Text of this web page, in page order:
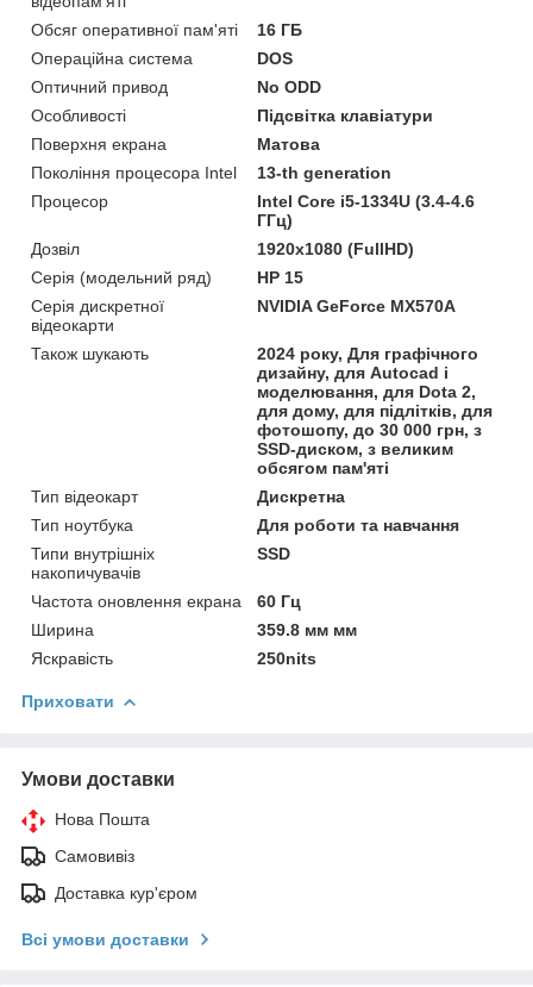
Обсяг оперативної пам'яті
16 ГБ
Операційна система
DOS
Оптичний привод
No ODD
Особливості
Підсвітка клавіатури
Поверхня екрана
Матова
Покоління процесора Intel
13-th generation
Процесор
Intel Core i5-1334U (3.4-4.6
ГГц)
Дозвіл
1920х1080 (FullHD)
Серія (модельний ряд)
HP 15
Серія дискретної
відеокарти
NVIDIA GeForce MX570A
Також шукають
2024 року, Для графічного
дизайну, для Autocad і
моделювання, для Dota 2,
для дому, для підлітків, для
фотошопу, до 30 000 грн, з
SSD-диском, з великим
обсягом пам'яті
Тип відеокарт
Дискретна
Тип ноутбука
Для роботи та навчання
Типи внутрішніх
накопичувачів
SSD
Частота оновлення екрана
60 Гц
Ширина
359.8 мм мм
Яскравість
250nits
Приховати
Умови доставки
Нова Пошта
Самовивіз
Доставка кур'єром
Всі умови доставки